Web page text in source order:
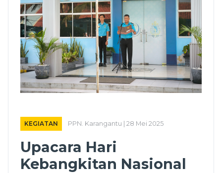
KEGIATAN PPN. Karangantu | 28 Mei 2025
Upacara Hari
Kebangkitan Nasional